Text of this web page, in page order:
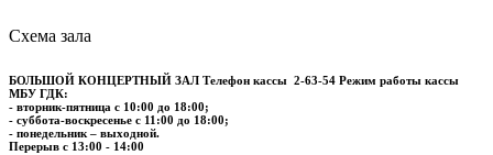
Схема зала
БОЛЬШОЙ КОНЦЕРТНЫЙ ЗАЛ Телефон кассы 2-63-54 Режим работы кассы
МБУ ГДК:
- вторник-пятница с 10:00 до 18:00;
- суббота-воскресенье с 11:00 до 18:00;
- понедельник – выходной.
Перерыв с 13:00 - 14:00